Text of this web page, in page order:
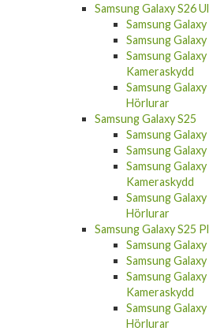
Samsung Galaxy S26
Samsung
Samsung
Samsung
Kameraskydd
Samsung
Hörlurar
Samsung Galaxy S25
Samsung
Samsung Galaxy
Samsung
Kameraskydd
Samsung
Hörlurar
Samsung Galaxy S25
Samsung
Samsung
Samsung
Kameraskydd
Samsung
Hörlurar